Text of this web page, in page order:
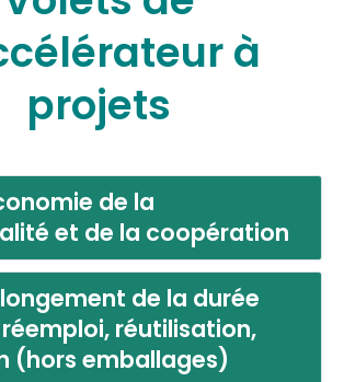
à
projets
de la
et de la coopération
de la durée
réutilisation,
(hors emballages)